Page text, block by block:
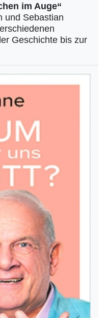
im Auge“
und Sebastian
Geschichte bis zur